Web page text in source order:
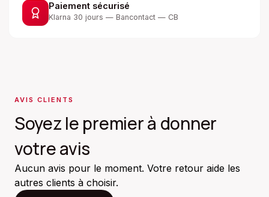
Paiement sécurisé
Klarna 30 jours — Bancontact — CB
AVIS CLIENTS
Soyez le premier à donner
votre avis
Aucun avis pour le moment. Votre retour aide les
autres clients à choisir.